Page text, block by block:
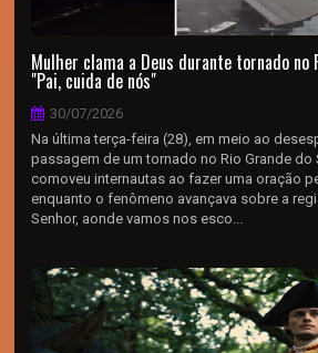
Mulher clama a Deus durante tornado no
"Pai, cuida de nós"
30/07/2026
Na última terça-feira (28), em meio ao
passagem de um tornado no Rio Grande do
comoveu internautas ao fazer uma oração
enquanto o fenômeno avançava sobre a
Senhor, aonde vamos nos esco...